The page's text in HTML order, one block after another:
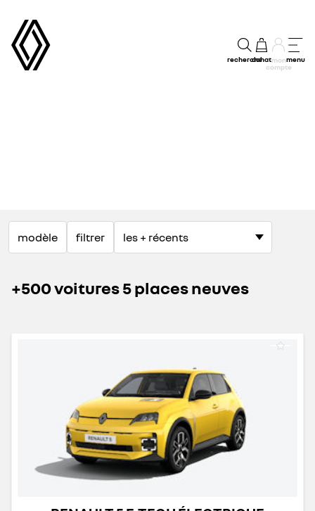
rechercheachatmon
compte
menu
modèle filtrer
+500 voitures 5 places neuves